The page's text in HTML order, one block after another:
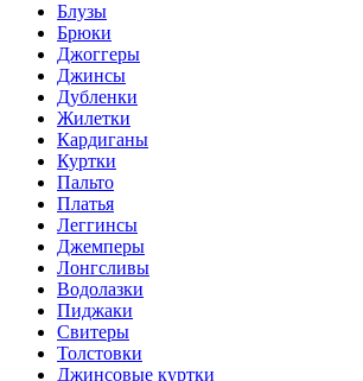
Блузы
Брюки
Джоггеры
Джинсы
Дубленки
Жилетки
Кардиганы
Куртки
Пальто
Платья
Леггинсы
Джемперы
Лонгсливы
Водолазки
Пиджаки
Свитеры
Толстовки
Джинсовые куртки